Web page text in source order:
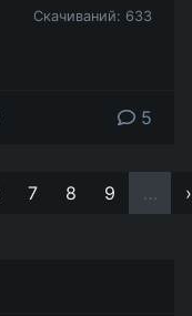
Скачиваний: 633
5
7 8 9 … ›